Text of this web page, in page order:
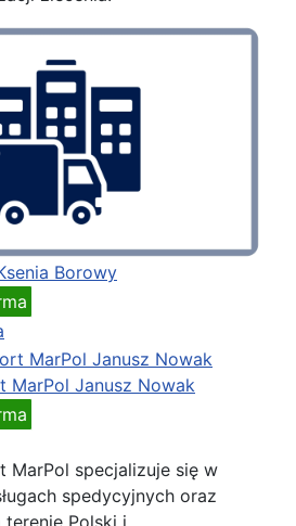
Borowy
MarPol Janusz Nowak
MarPol specjalizuje się w
spedycyjnych oraz
Polski i